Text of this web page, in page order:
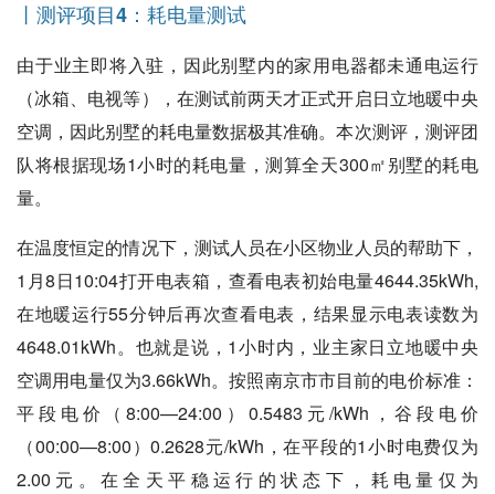
丨测评项目4：耗电量测试
由于业主即将入驻，因此别墅内的家用电器都未通电运行
（冰箱、电视等），在测试前两天才正式开启日立地暖中央
空调，因此别墅的耗电量数据极其准确。本次测评，测评团
队将根据现场1小时的耗电量，测算全天300㎡别墅的耗电
量。
在温度恒定的情况下，测试人员在小区物业人员的帮助下，
1月8日10:04打开电表箱，查看电表初始电量4644.35kWh,
在地暖运行55分钟后再次查看电表，结果显示电表读数为
4648.01kWh。也就是说，1小时内，业主家日立地暖中央
空调用电量仅为3.66kWh。按照南京市市目前的电价标准：
平段电价（8:00—24:00）0.5483元/kWh，谷段电价
（00:00—8:00）0.2628元/kWh，在平段的1小时电费仅为
2.00元。在全天平稳运行的状态下，耗电量仅为